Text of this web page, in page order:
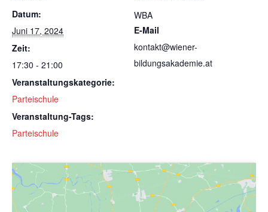
Datum:
Juni 17, 2024
Zeit:
17:30 - 21:00
Veranstaltungskategorie:
Parteischule
Veranstaltung-Tags:
Parteischule
WBA
E-Mail
kontakt@wiener-
bildungsakademie.at